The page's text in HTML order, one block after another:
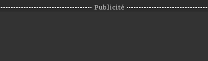
Publicité